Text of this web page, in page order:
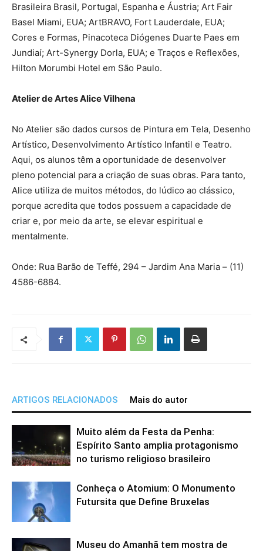
Brasileira Brasil, Portugal, Espanha e Áustria; Art Fair
Basel Miami, EUA; ArtBRAVO, Fort Lauderdale, EUA;
Cores e Formas, Pinacoteca Diógenes Duarte Paes em
Jundiaí; Art-Synergy Dorla, EUA; e Traços e Reflexões,
Hilton Morumbi Hotel em São Paulo.
Atelier de Artes Alice Vilhena
No Atelier são dados cursos de Pintura em Tela, Desenho
Artístico, Desenvolvimento Artístico Infantil e Teatro.
Aqui, os alunos têm a oportunidade de desenvolver
pleno potencial para a criação de suas obras. Para tanto,
Alice utiliza de muitos métodos, do lúdico ao clássico,
porque acredita que todos possuem a capacidade de
criar e, por meio da arte, se elevar espiritual e
mentalmente.
Onde: Rua Barão de Teffé, 294 – Jardim Ana Maria – (11)
4586-6884.
ARTIGOS RELACIONADOS Mais do autor
Muito além da Festa da Penha:
Espírito Santo amplia protagonismo
no turismo religioso brasileiro
Conheça o Atomium: O Monumento
Futursita que Define Bruxelas
Museu do Amanhã tem mostra de